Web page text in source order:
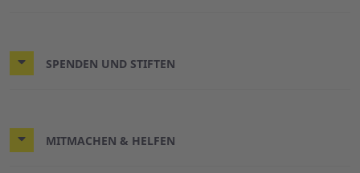
SPENDEN UND STIFTEN
MITMACHEN & HELFEN